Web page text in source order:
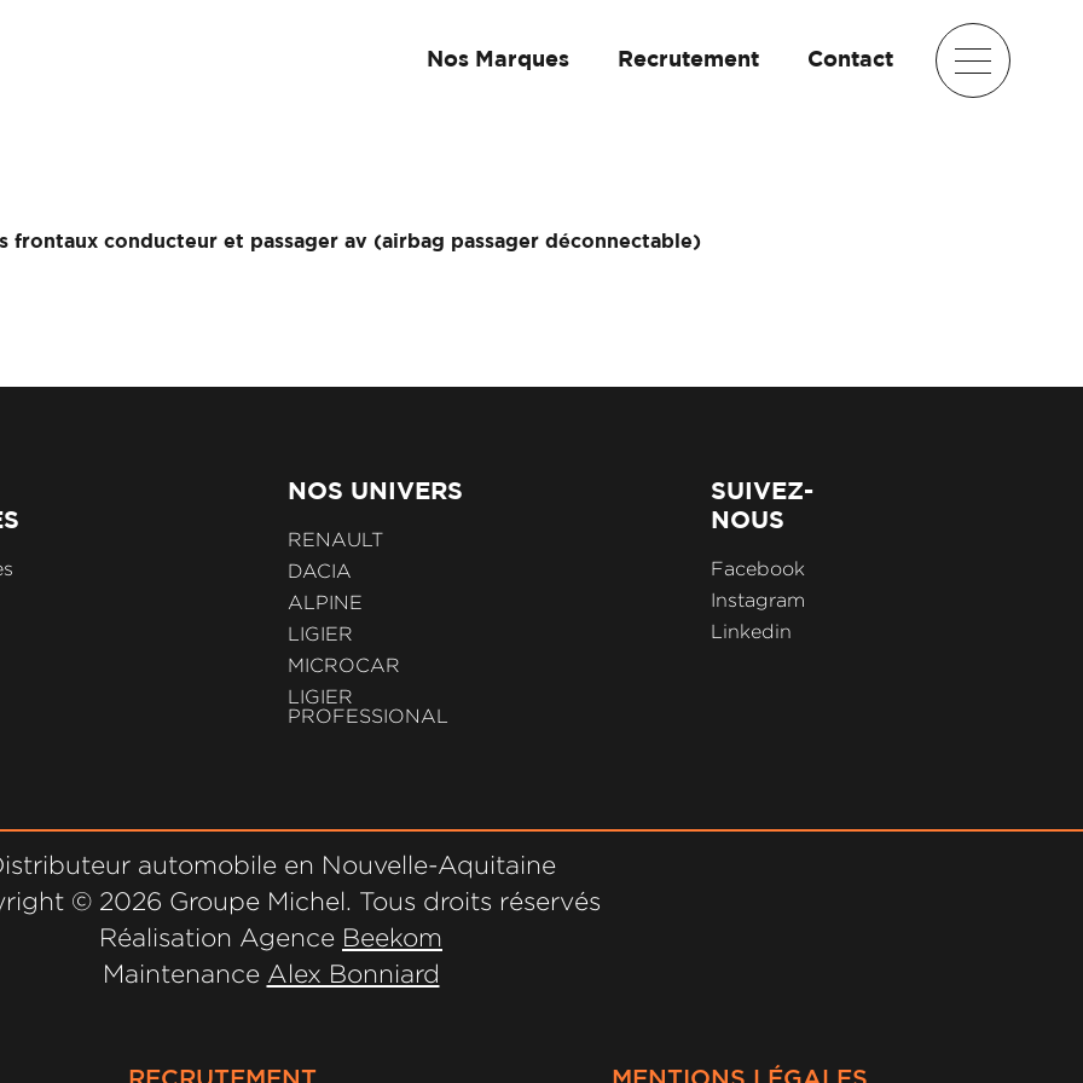
Nos Marques Recrutement Contact
frontaux conducteur et passager av (airbag passager déconnectable)
NOS UNIVERS
RENAULT
DACIA
ALPINE
LIGIER
MICROCAR
LIGIER
PROFESSIONAL
SUIVEZ-
NOUS
Facebook
Instagram
Linkedin
automobile en Nouvelle-Aquitaine
© 2026 Groupe Michel. Tous droits réservés
Réalisation Agence Beekom
Maintenance Alex Bonniard